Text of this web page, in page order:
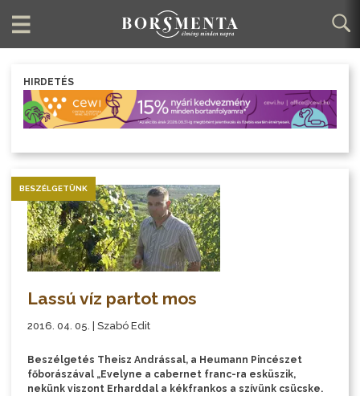
HIRDETÉS
BESZÉLGETÜNK
Lassú víz partot mos
2016. 04. 05. | Szabó Edit
Beszélgetés Theisz Andrással, a Heumann Pincészet
főborászával „Evelyne a cabernet franc-ra esküszik,
nekünk viszont Erharddal a kékfrankos a szívünk csücske.